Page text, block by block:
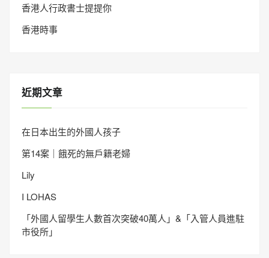
香港人行政書士提提你
香港時事
近期文章
在日本出生的外國人孩子
第14案｜餓死的無戶籍老婦
Lily
I LOHAS
「外國人留學生人數首次突破40萬人」&「入管人員進駐
市役所」